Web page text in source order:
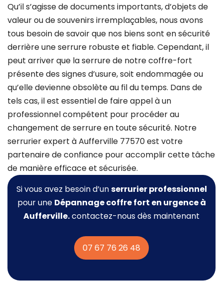
Qu’il s’agisse de documents importants, d’objets de
valeur ou de souvenirs irremplaçables, nous avons
tous besoin de savoir que nos biens sont en sécurité
derrière une serrure robuste et fiable. Cependant, il
peut arriver que la serrure de notre coffre-fort
présente des signes d’usure, soit endommagée ou
qu’elle devienne obsolète au fil du temps. Dans de
tels cas, il est essentiel de faire appel à un
professionnel compétent pour procéder au
changement de serrure en toute sécurité. Notre
serrurier expert à Aufferville 77570 est votre
partenaire de confiance pour accomplir cette tâche
de manière efficace et sécurisée.
Si vous avez besoin d’unserrurier professionnel
pour une Dépannage coffre fort en urgence à
Aufferville.contactez-nous dès maintenant
07 67 76 26 48